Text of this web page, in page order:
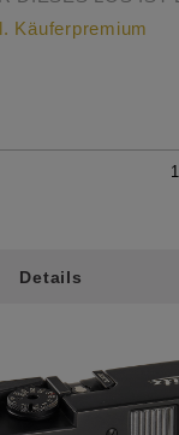
Käuferpremium
Details